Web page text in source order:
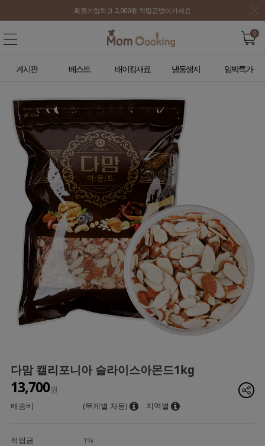
회원가입하고 2,000원 적립금받아가세요
0
게시판 베스트 배이킹재료 냉동생지 임박특가
다맘 캘리포니아 슬라이스아몬드1kg
13,700원
배송비
(무게별 차등) 지역별
적립금
1%